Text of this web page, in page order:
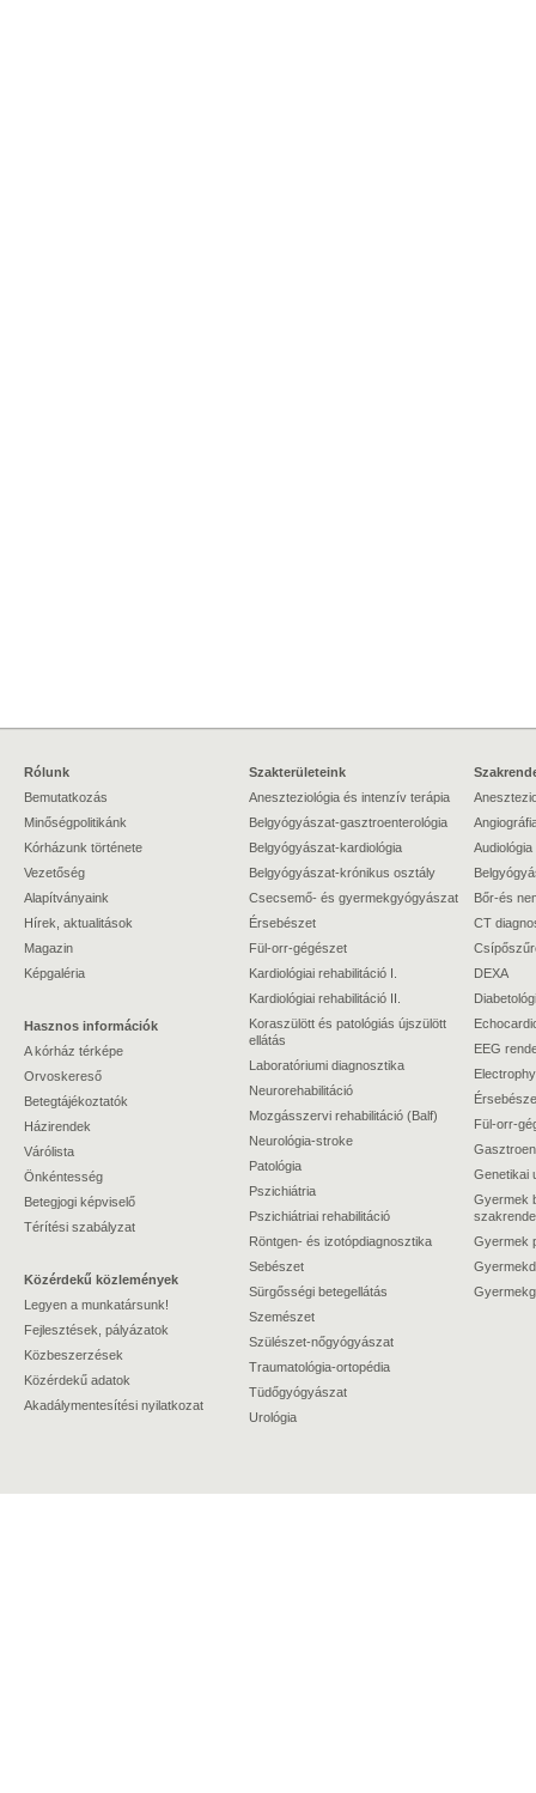
Rólunk
Bemutatkozás
Minőségpolitikánk
Kórházunk története
Vezetőség
Alapítványaink
Hírek, aktualitások
Magazin
Képgaléria
Hasznos információk
A kórház térképe
Orvoskereső
Betegtájékoztatók
Házirendek
Várólista
Önkéntesség
Betegjogi képviselő
Térítési szabályzat
Közérdekű közlemények
Legyen a munkatársunk!
Fejlesztések, pályázatok
Közbeszerzések
Közérdekű adatok
Akadálymentesítési nyilatkozat
Szakterületeink
Aneszteziológia és intenzív terápia
Belgyógyászat-gasztroenterológia
Belgyógyászat-kardiológia
Belgyógyászat-krónikus osztály
Csecsemő- és gyermekgyógyászat
Érsebészet
Fül-orr-gégészet
Kardiológiai rehabilitáció I.
Kardiológiai rehabilitáció II.
Koraszülött és patológiás újszülött
ellátás
Laboratóriumi diagnosztika
Neurorehabilitáció
Mozgásszervi rehabilitáció (Balf)
Neurológia-stroke
Patológia
Pszichiátria
Pszichiátriai rehabilitáció
Röntgen- és izotópdiagnosztika
Sebészet
Sürgősségi betegellátás
Szemészet
Szülészet-nőgyógyászat
Traumatológia-ortopédia
Tüdőgyógyászat
Urológia
Audiológia
Bőr-és
CT
DEXA
EEG
Fül-orr-
Genetikai
Gyermek
Gyermek